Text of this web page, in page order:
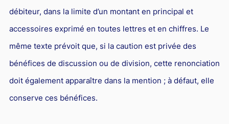
débiteur, dans la limite d’un montant en principal et
accessoires exprimé en toutes lettres et en chiffres. Le
même texte prévoit que, si la caution est privée des
bénéfices de discussion ou de division, cette renonciation
doit également apparaître dans la mention ; à défaut, elle
conserve ces bénéfices.